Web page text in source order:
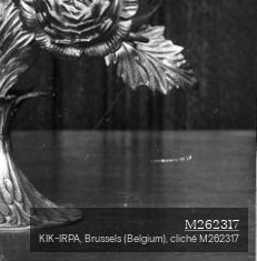
M262317
KIK-IRPA, Brussels (Belgium), cliché M262317